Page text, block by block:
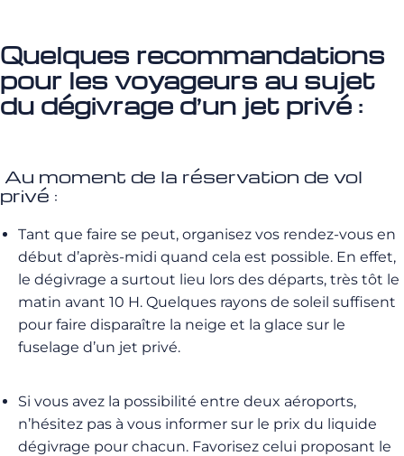
Quelques recommandations
pour les voyageurs au sujet
du dégivrage d’un jet privé :
Au moment de la réservation de vol
privé :
Tant que faire se peut, organisez vos rendez-vous en
début d’après-midi quand cela est possible. En effet,
le dégivrage a surtout lieu lors des départs, très tôt le
matin avant 10 H. Quelques rayons de soleil suffisent
pour faire disparaître la neige et la glace sur le
fuselage d’un jet privé.
Si vous avez la possibilité entre deux aéroports,
n’hésitez pas à vous informer sur le prix du liquide
dégivrage pour chacun. Favorisez celui proposant le